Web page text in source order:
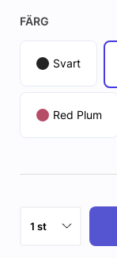
FÄRG
Svart
Red Plum